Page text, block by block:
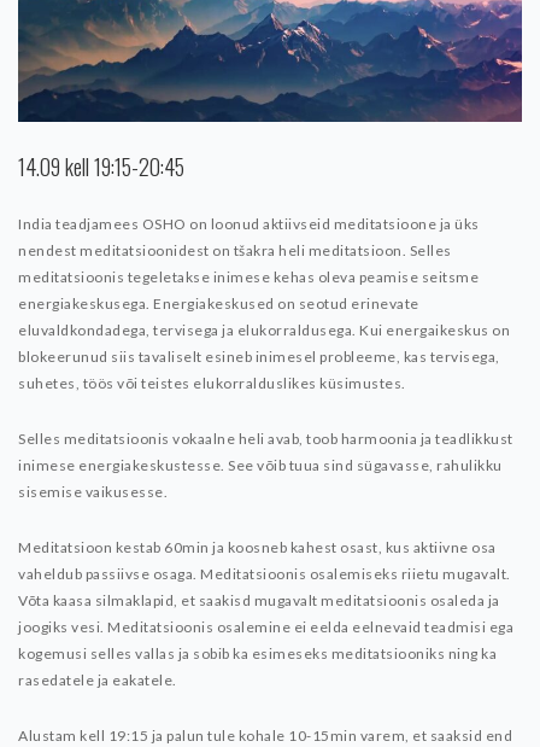
14.09 kell 19:15-20:45
India teadjamees OSHO on loonud aktiivseid meditatsioone ja üks
nendest meditatsioonidest on tšakra heli meditatsioon. Selles
meditatsioonis tegeletakse inimese kehas oleva peamise seitsme
energiakeskusega. Energiakeskused on seotud erinevate
eluvaldkondadega, tervisega ja elukorraldusega. Kui energaikeskus on
blokeerunud siis tavaliselt esineb inimesel probleeme, kas tervisega,
suhetes, töös või teistes elukorralduslikes küsimustes.
Selles meditatsioonis vokaalne heli avab, toob harmoonia ja teadlikkust
inimese energiakeskustesse. See võib tuua sind sügavasse, rahulikku
sisemise vaikusesse.
Meditatsioon kestab 60min ja koosneb kahest osast, kus aktiivne osa
vaheldub passiivse osaga. Meditatsioonis osalemiseks riietu mugavalt.
Võta kaasa silmaklapid, et saakisd mugavalt meditatsioonis osaleda ja
joogiks vesi. Meditatsioonis osalemine ei eelda eelnevaid teadmisi ega
kogemusi selles vallas ja sobib ka esimeseks meditatsiooniks ning ka
rasedatele ja eakatele.
Alustam kell 19:15 ja palun tule kohale 10-15min varem, et saaksid end